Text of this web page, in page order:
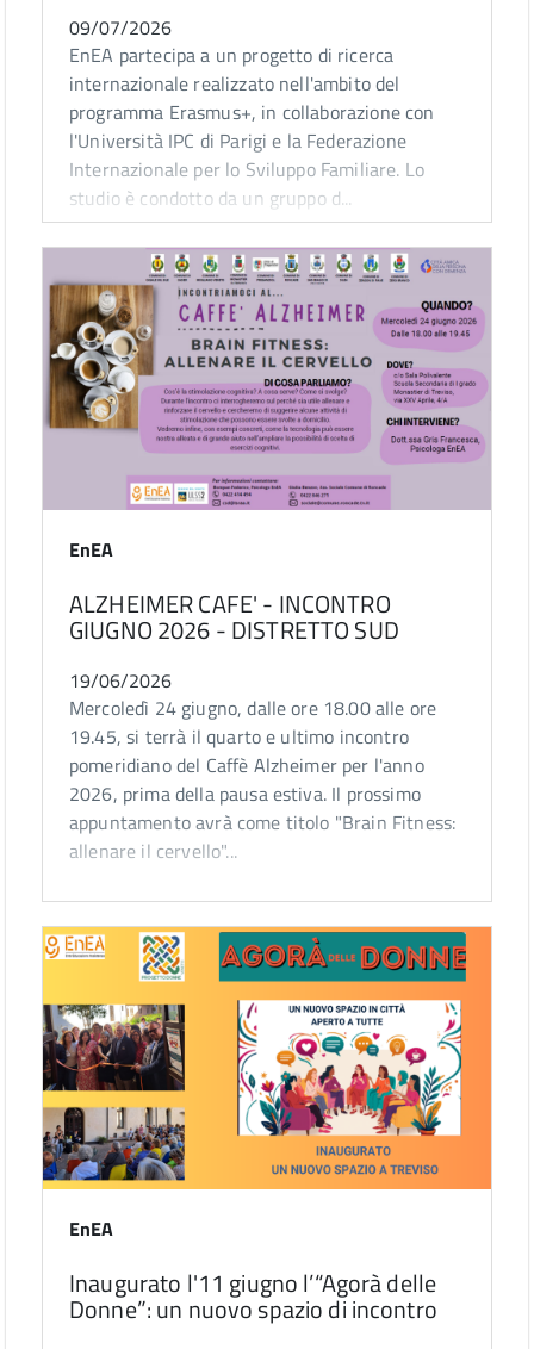
09/07/2026
EnEA partecipa a un progetto di ricerca
internazionale realizzato nell'ambito del
programma Erasmus+, in collaborazione con
l'Università IPC di Parigi e la Federazione
Internazionale per lo Sviluppo Familiare. Lo
studio è condotto da un gruppo d...
EnEA
ALZHEIMER CAFE' - INCONTRO
GIUGNO 2026 - DISTRETTO SUD
19/06/2026
Mercoledì 24 giugno, dalle ore 18.00 alle ore
19.45, si terrà il quarto e ultimo incontro
pomeridiano del Caffè Alzheimer per l'anno
2026, prima della pausa estiva. Il prossimo
appuntamento avrà come titolo "Brain Fitness:
allenare il cervello"...
EnEA
Inaugurato l'11 giugno l’“Agorà delle
Donne”: un nuovo spazio di incontro